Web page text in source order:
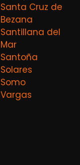
Santa Cruz de
Bezana
Santillana del
Mar
Santoña
Solares
Somo
Vargas